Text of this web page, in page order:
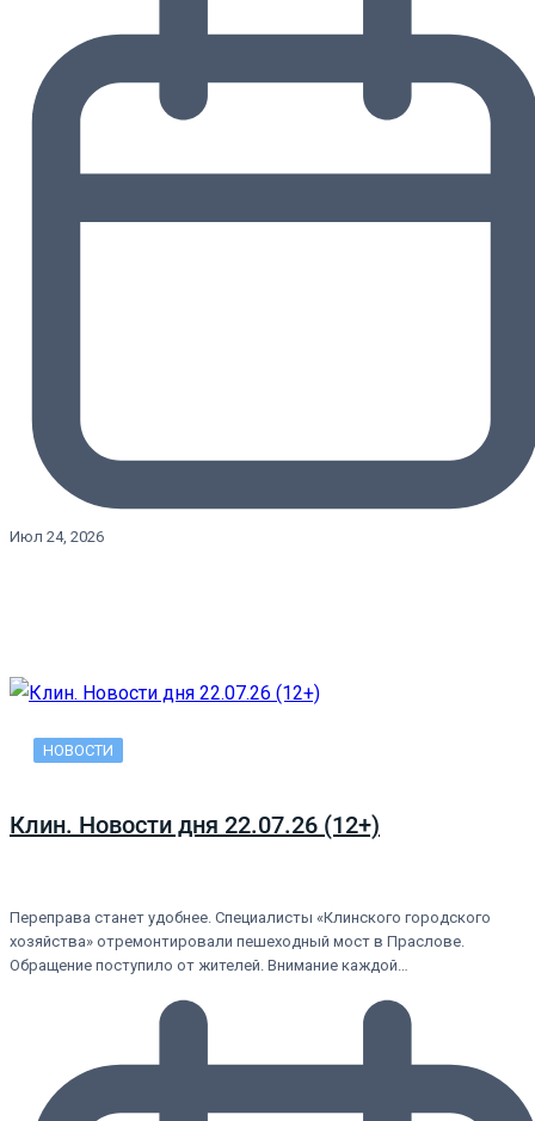
Июл 24, 2026
НОВОСТИ
Клин. Новости дня 22.07.26 (12+)
Переправа станет удобнее. Специалисты «Клинского городского
хозяйства» отремонтировали пешеходный мост в Праслове.
Обращение поступило от жителей. Внимание каждой…